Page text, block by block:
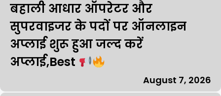
बहाली आधार ऑपरेटर और
सुपरवाइजर के पदों पर ऑनलाइन
अप्लाई शुरू हुआ जल्द करें
अप्लाई,Best
August 7, 2026